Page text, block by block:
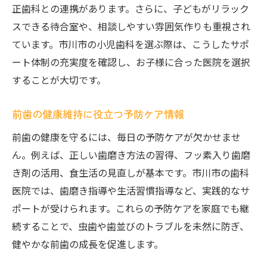
正歯科との連携があります。さらに、子どもがリラック
スできる待合室や、相談しやすい雰囲気作りも重視され
ています。市川市の小児歯科を選ぶ際は、こうしたサポ
ート体制の充実度を確認し、お子様に合った医院を選択
することが大切です。
前歯の健康維持に役立つ予防ケア情報
前歯の健康を守るには、毎日の予防ケアが欠かせませ
ん。例えば、正しい歯磨き方法の習得、フッ素入り歯磨
き剤の活用、食生活の見直しが基本です。市川市の歯科
医院では、歯磨き指導や生活習慣指導など、実践的なサ
ポートが受けられます。これらの予防ケアを家庭でも継
続することで、虫歯や歯並びのトラブルを未然に防ぎ、
健やかな前歯の成長を促進します。